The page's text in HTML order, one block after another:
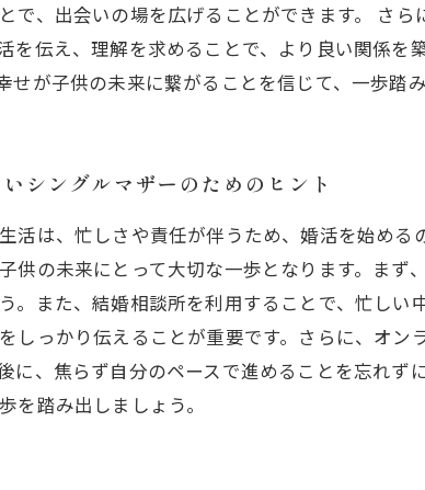
で、出会いの場を広げることができます。 さ
を伝え、理解を求めることで、より良い関係
せが子供の未来に繋がることを信じて、一歩踏
シングルマザーのためのヒント
活は、忙しさや責任が伴うため、婚活を始め
供の未来にとって大切な一歩となります。ま
。また、結婚相談所を利用することで、忙し
しっかり伝えることが重要です。さらに、オ
に、焦らず自分のペースで進めることを忘れず
を踏み出しましょう。